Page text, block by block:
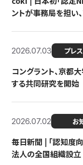
ントが事務局を担い
2026.07.03 プレ
コングラント、京都
する共同研究を開始
2026.07.02 お
毎日新聞 | 「認知度
法人の全国組織設立